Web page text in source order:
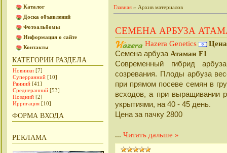
Каталог
Доска объявлений
Фотоальбомы
Информация о сайте
Контакты
КАТЕГОРИИ РАЗДЕЛА
Новинки [7]
Суперранний [10]
Ранний [41]
Среднеранний [53]
Поздний [2]
Ирригация [10]
ФОРМА ВХОДА
РЕКЛАМА
Главная » Архив материалов
СЕМЕНА АРБУЗА
Hazera Genetics
Cемена арбуза Атаман F1
Современный гибрид
созревания. Плоды арбуза
при прямом посеве семян в
всходов, а при выращивании
укрытиями, на 40 - 45 день.
Цена за пачку 2800
... Читать дальше »